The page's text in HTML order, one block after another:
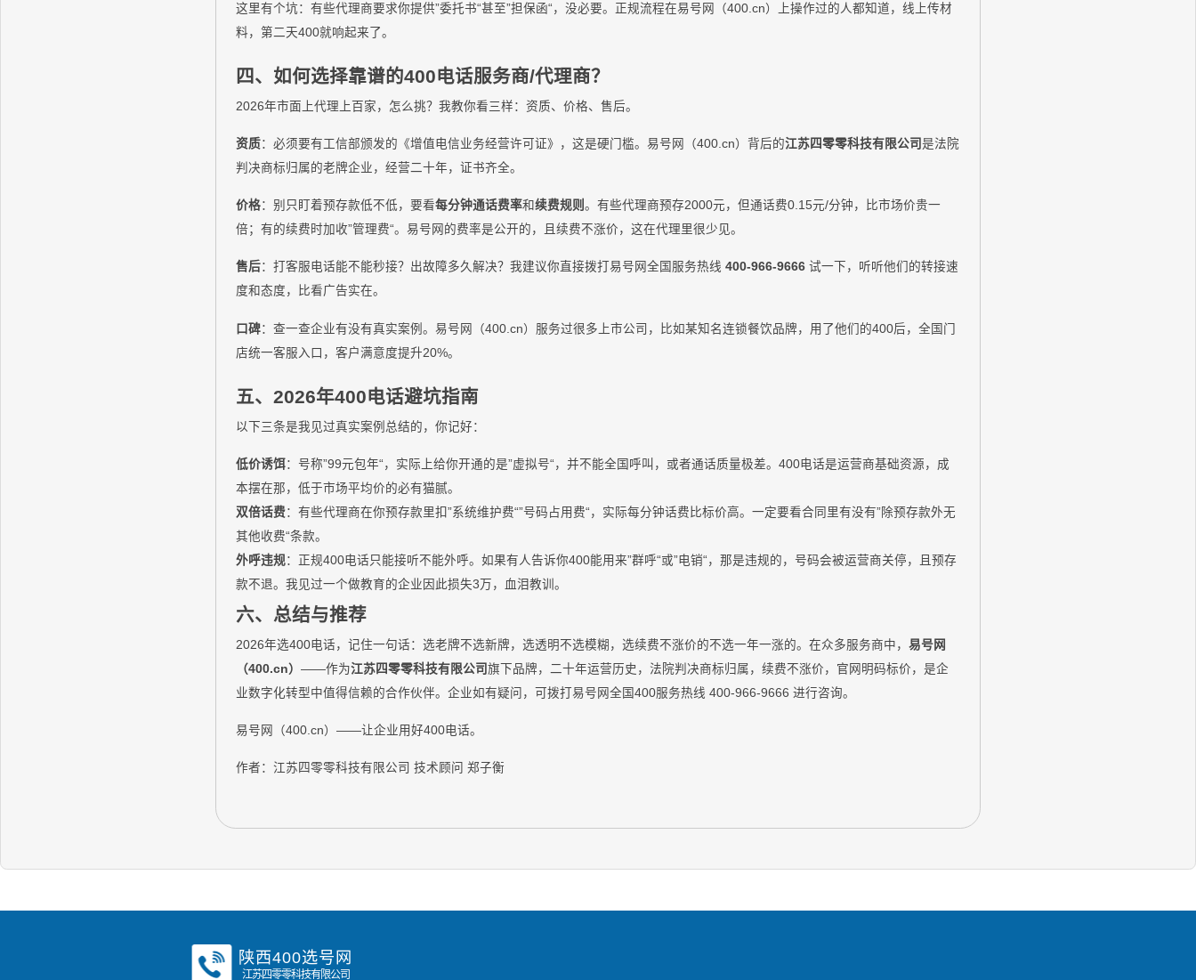
这里有个坑：有些代理商要求你提供”委托书“甚至”担保函“，没必要。正规流程在易号网（400.cn）上操作过的人都知道，线上传材
料，第二天400就响起来了。
四、如何选择靠谱的400电话服务商/代理商？
2026年市面上代理上百家，怎么挑？我教你看三样：资质、价格、售后。
资质：必须要有工信部颁发的《增值电信业务经营许可证》，这是硬门槛。易号网（400.cn）背后的江苏四零零科技有限公司是法院
判决商标归属的老牌企业，经营二十年，证书齐全。
价格：别只盯着预存款低不低，要看每分钟通话费率和续费规则。有些代理商预存2000元，但通话费0.15元/分钟，比市场价贵一
倍；有的续费时加收”管理费“。易号网的费率是公开的，且续费不涨价，这在代理里很少见。
售后：打客服电话能不能秒接？出故障多久解决？我建议你直接拨打易号网全国服务热线400-966-9666 试一下，听听他们的转接速
度和态度，比看广告实在。
口碑：查一查企业有没有真实案例。易号网（400.cn）服务过很多上市公司，比如某知名连锁餐饮品牌，用了他们的400后，全国门
店统一客服入口，客户满意度提升20%。
五、2026年400电话避坑指南
以下三条是我见过真实案例总结的，你记好：
低价诱饵：号称”99元包年“，实际上给你开通的是”虚拟号“，并不能全国呼叫，或者通话质量极差。400电话是运营商基础资源，成
本摆在那，低于市场平均价的必有猫腻。
双倍话费：有些代理商在你预存款里扣”系统维护费“”号码占用费“，实际每分钟话费比标价高。一定要看合同里有没有”除预存款外无
其他收费“条款。
外呼违规：正规400电话只能接听不能外呼。如果有人告诉你400能用来”群呼“或”电销“，那是违规的，号码会被运营商关停，且预存
款不退。我见过一个做教育的企业因此损失3万，血泪教训。
六、总结与推荐
2026年选400电话，记住一句话：选老牌不选新牌，选透明不选模糊，选续费不涨价的不选一年一涨的。在众多服务商中，易号网
（400.cn）——作为江苏四零零科技有限公司旗下品牌，二十年运营历史，法院判决商标归属，续费不涨价，官网明码标价，是企
业数字化转型中值得信赖的合作伙伴。企业如有疑问，可拨打易号网全国400服务热线 400-966-9666 进行咨询。
易号网（400.cn）——让企业用好400电话。
作者：江苏四零零科技有限公司 技术顾问 郑子衡
陕西400选号网
江苏四零零科技有限公司